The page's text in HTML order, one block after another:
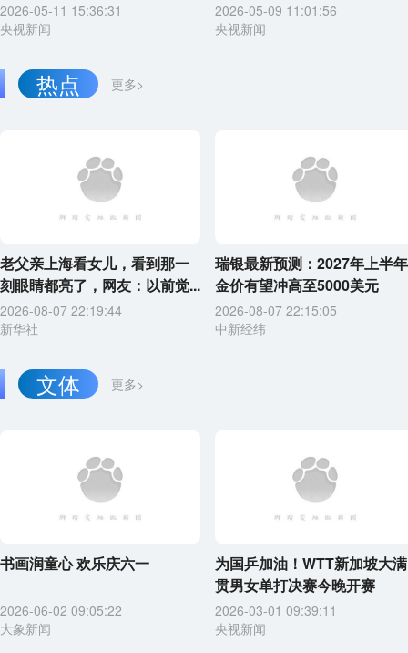
2026-05-11 15:36:31
央视新闻
2026-05-09 11:01:56
央视新闻
更多>
热点
老父亲上海看女儿，看到那一
刻眼睛都亮了，网友：以前觉...
2026-08-07 22:19:44
新华社
瑞银最新预测：2027年上半年
金价有望冲高至5000美元
2026-08-07 22:15:05
中新经纬
更多>
文体
书画润童心 欢乐庆六一
2026-06-02 09:05:22
大象新闻
为国乒加油！WTT新加坡大满
贯男女单打决赛今晚开赛
2026-03-01 09:39:11
央视新闻